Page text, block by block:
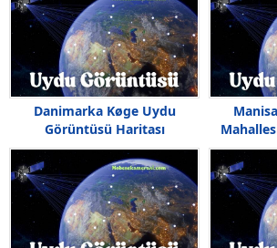
Danimarka Køge Uydu
Görüntüsü Haritası